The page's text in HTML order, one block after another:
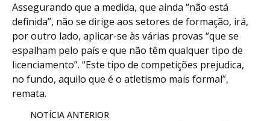
Assegurando que a medida, que ainda “não está
definida”, não se dirige aos setores de formação, irá,
por outro lado, aplicar-se às várias provas “que se
espalham pelo país e que não têm qualquer tipo de
licenciamento”. “Este tipo de competições prejudica,
no fundo, aquilo que é o atletismo mais formal”,
remata.
NOTÍCIA ANTERIOR